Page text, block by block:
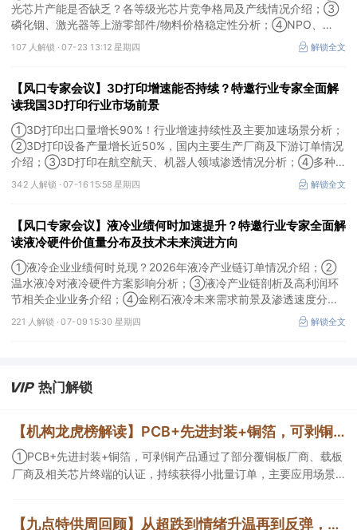
光芯片产能是否缺乏？各等级光芯片竞争格局及产线情况介绍；③
磷化铟、激光器等上游零部件/物料价格稳定性分析；④NPO、
3.2T光模块研发进展介绍。本场风口专家会议将于7月23日（周四）
16:30举行，特邀行业专家全面解读光芯片最新供需情况及产业链竞
107 人解锁 ·07-23 13:12 星期四 解锁全文
【风口专家会议】3D打印增速能否持续？特邀行业专家全面解
读我国3D打印行业市场前景
①3D打印出口量增长90%！行业增速持续性及主要加速场景分析；
②3D打印设备产量增长近50%，国内主要生产厂商及下游订单情况
介绍；③3D打印在航空航天、机器人领域渗透情况分析；④多种
技术路线及所需产业链供需情况剖析。本场风口专家会议将于7月16
日（周四）20:00举行，特邀行业专家全面解读我国3D打印行业市
342 人解锁 ·07-16 15:58 星期四 解锁全文
【风口专家会议】液冷业绩何时加速提升？特邀行业专家全面解
读液冷硬件价值量分布及技术未来演进方向
①液冷企业业绩何时兑现？2026年液冷产业链订单情况介绍；②
温水液冷对液冷硬件方案影响分析；③液冷产业链剖析及高利润环
节相关企业业务介绍；④金刚石液冷未来需求前景及渗透速度分
析。本场风口专家会议将于7月9日（周四）19:30举行，特邀行业专
家全面解读液冷硬件价值量分布及技术未来演进方向。
221 人解锁 ·07-09 15:30 星期四 解锁全文
热门解锁
【机构龙虎榜解读】PCB+先进封装+铜箔，可剥铜产品通过了部分覆铜板厂商、载板厂商及相关芯片终端的认证，持续获得小批量订单，主要应用场景包括芯片封装光模块用PCB，机构大额净买入这家公司
①PCB+先进封装+铜箔，可剥铜产品通过了部分覆铜板厂商、载板
厂商及相关芯片终端的认证，持续获得小批量订单，主要应用场景
等方面具有丰富经验，具备承接细胞与基因治疗产品商业化受托生【九点特供周回顾】从超跌到情绪升温再到反弹，栏目梳理AI应用题材逻辑，AI教育人气公司解读后获4连板